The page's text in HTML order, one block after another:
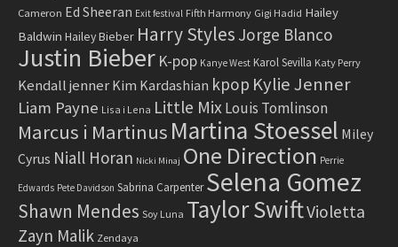
Cameron Ed Sheeran Exit festival Fifth Harmony Gigi Hadid Hailey
Baldwin Hailey Bieber Harry Styles Jorge Blanco
Justin Bieber K-pop Kanye West Karol Sevilla Katy Perry
Kendall jenner Kim Kardashian kpop Kylie Jenner
Liam Payne Lisa i Lena Little Mix Louis Tomlinson
Marcus i Martinus Martina Stoessel Miley
Cyrus Niall Horan Nicki Minaj One Direction Perrie
Edwards Pete Davidson Sabrina Carpenter Selena Gomez
Shawn Mendes Soy Luna Taylor SwiftVioletta
Zayn Malik Zendaya